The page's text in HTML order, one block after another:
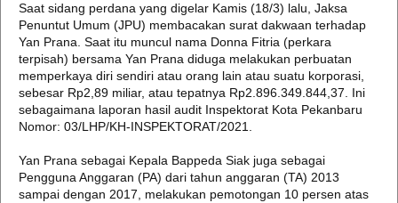
Saat sidang perdana yang digelar Kamis (18/3) lalu, Jaksa
Penuntut Umum (JPU) membacakan surat dakwaan terhadap
Yan Prana. Saat itu muncul nama Donna Fitria (perkara
terpisah) bersama Yan Prana diduga melakukan perbuatan
memperkaya diri sendiri atau orang lain atau suatu korporasi,
sebesar Rp2,89 miliar, atau tepatnya Rp2.896.349.844,37. Ini
sebagaimana laporan hasil audit Inspektorat Kota Pekanbaru
Nomor: 03/LHP/KH-INSPEKTORAT/2021.
Yan Prana sebagai Kepala Bappeda Siak juga sebagai
Pengguna Anggaran (PA) dari tahun anggaran (TA) 2013
sampai dengan 2017, melakukan pemotongan 10 persen atas